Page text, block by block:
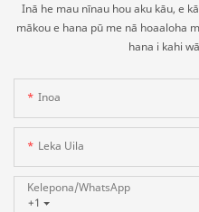
Inā he mau nīnau hou aku kāu, e
mākou e hana pū me nā hoaaloha
hana i kahi
Inoa
Leka Uila
+1
Kelepona/whatsApp